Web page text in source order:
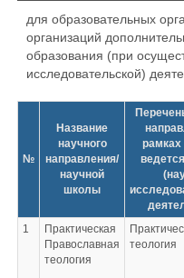
для образовательных
организаций
образования (при
исследовательской)
№
Название
научного
направления/
научной
школы
рамках
1
Практическая
Православная
теология
теология